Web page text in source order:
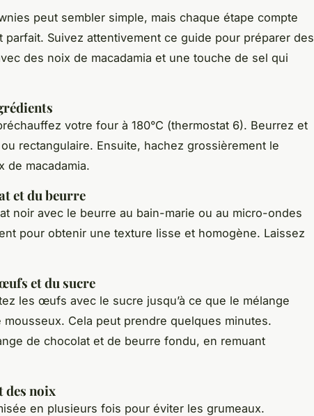
peut sembler simple, mais chaque étape compte
parfait. Suivez attentivement ce guide pour préparer des
des noix de macadamia et une touche de sel qui
votre four à 180°C (thermostat 6). Beurrez et
rectangulaire. Ensuite, hachez grossièrement le
de macadamia.
et du beurre
noir avec le beurre au bain-marie ou au micro-ondes
pour obtenir une texture lisse et homogène. Laissez
et du sucre
les œufs avec le sucre jusqu’à ce que le mélange
Cela peut prendre quelques minutes.
de chocolat et de beurre fondu, en remuant
des noix
en plusieurs fois pour éviter les grumeaux.